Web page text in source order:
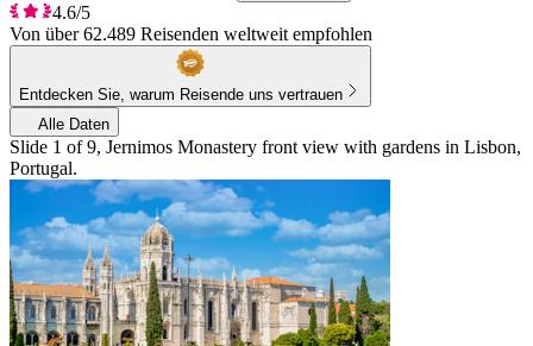
4.6/5
Von über 62.489 Reisenden weltweit empfohlen
Entdecken Sie, warum Reisende uns vertrauen
Alle Daten
Slide 1 of 9, Jernimos Monastery front view with gardens in Lisbon,
Portugal.